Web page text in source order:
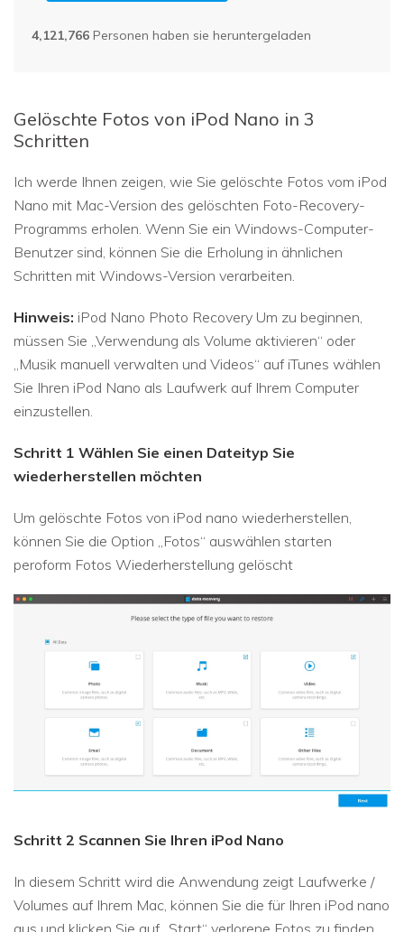
4,121,766 Personen haben sie heruntergeladen
Gelöschte Fotos von iPod Nano in 3
Schritten
Ich werde Ihnen zeigen, wie Sie gelöschte Fotos vom iPod
Nano mit Mac-Version des gelöschten Foto-Recovery-
Programms erholen. Wenn Sie ein Windows-Computer-
Benutzer sind, können Sie die Erholung in ähnlichen
Schritten mit Windows-Version verarbeiten.
Hinweis: iPod Nano Photo Recovery Um zu beginnen,
müssen Sie „Verwendung als Volume aktivieren“ oder
„Musik manuell verwalten und Videos“ auf iTunes wählen
Sie Ihren iPod Nano als Laufwerk auf Ihrem Computer
einzustellen.
Schritt 1 Wählen Sie einen Dateityp Sie
wiederherstellen möchten
Um gelöschte Fotos von iPod nano wiederherstellen,
können Sie die Option „Fotos“ auswählen starten
peroform Fotos Wiederherstellung gelöscht
Schritt 2 Scannen Sie Ihren iPod Nano
In diesem Schritt wird die Anwendung zeigt Laufwerke /
Volumes auf Ihrem Mac, können Sie die für Ihren iPod nano
aus und klicken Sie auf „Start“ verlorene Fotos zu finden.